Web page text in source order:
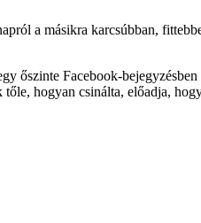
a másikra karcsúbban,
őszinte Facebook-
hogyan csinálta, előadja,